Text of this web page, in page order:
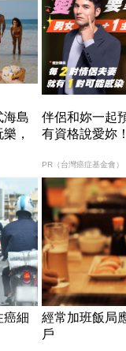
海島
，
伴侶和妳一起
有資格說愛妳！
PR（台灣癌症基金會）
癌細
經常加班飯局
戶